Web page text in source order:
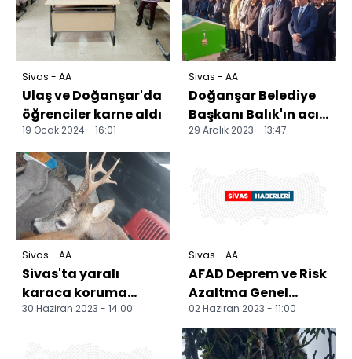
Sivas - AA
Ulaş ve Doğanşar'da
öğrenciler karne aldı
19 Ocak 2024 - 16:01
Sivas - AA
Doğanşar Belediye
Başkanı Balık'ın acı
günü
29 Aralık 2023 - 13:47
Sivas - AA
Sivas'ta yaralı
karaca koruma
altına alındı
30 Haziran 2023 - 14:00
Sivas - AA
AFAD Deprem ve Risk
Azaltma Genel
Müdürü Tatar,
kentsel dönüşümün
önemini v...
02 Haziran 2023 - 11:00